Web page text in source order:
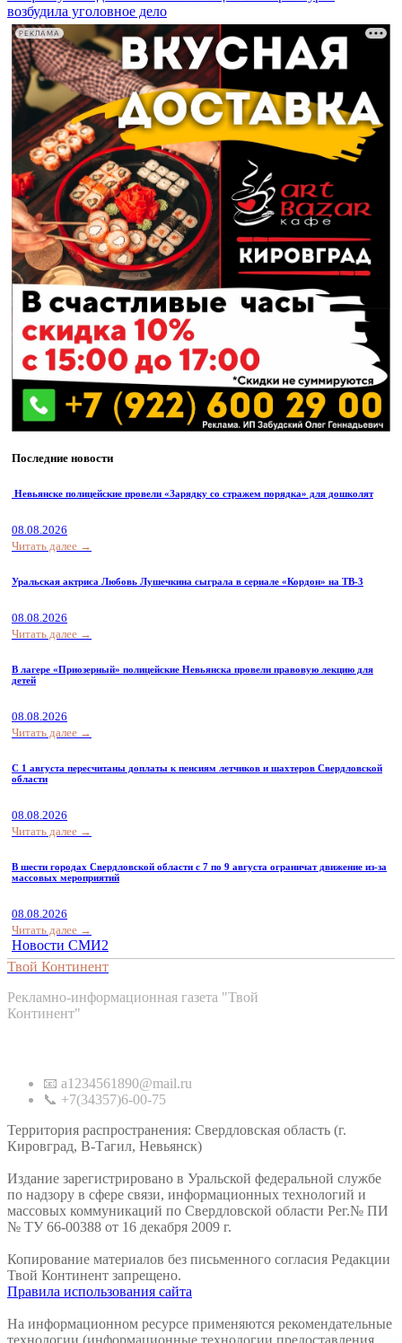
возбудила уголовное дело
РЕКЛАМА
Последние новости
Невьянске полицейские провели «Зарядку со стражем порядка» для дошколят
08.08.2026
Читать далее →
Уральская актриса Любовь Лушечкина сыграла в сериале «Кордон» на ТВ-3
08.08.2026
Читать далее →
В лагере «Приозерный» полицейские Невьянска провели правовую лекцию для
детей
08.08.2026
Читать далее →
С 1 августа пересчитаны доплаты к пенсиям летчиков и шахтеров Свердловской
области
08.08.2026
Читать далее →
В шести городах Свердловской области с 7 по 9 августа ограничат движение из-за
массовых мероприятий
08.08.2026
Читать далее →
Новости СМИ2
Твой Континент
Рекламно-информационная газета "Твой
Континент"
📧 a1234561890@mail.ru
📞 +7(34357)6-00-75
Территория распространения: Свердловская область (г.
Кировград, В-Тагил, Невьянск)
Издание зарегистрировано в Уральской федеральной службе
по надзору в сфере связи, информационных технологий и
массовых коммуникаций по Свердловской области Рег.№ ПИ
№ ТУ 66-00388 от 16 декабря 2009 г.
Копирование материалов без письменного согласия Редакции
Твой Континент запрещено.
Правила использования сайта
На информационном ресурсе применяются рекомендательные
технологии (информационные технологии предоставления